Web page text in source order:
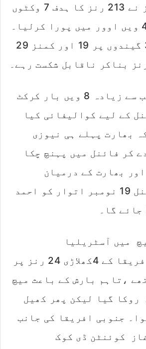
بدولت کینگروز نے 213 رنز کا ہدف 7 وکٹوں
کے نقصان پر 48 ویں اوور میں پورا کرلیا۔
مچل اسٹارک 38 گیندوں پر 19 اور کمنز 29
آسٹریلیا نے سب سے زیادہ 8 ویں بار کرکٹ
کے لیے کوالیفائی کیا
بھارت پہلے ہی نیوزی
کر فائنل میں پہنچ چکا
بھارت کے درمیان
ورلڈکپ کا فائنل 19 نومبر اتوار کو احمد
جائے گا۔
میں آسٹریلیا
کیخلاف جنوبی افریقا کے 4کھلاڑی 24 رنز پر
،تاہم بارش کے باعث میچ
روکا گیا لیکن پھر کھیل
جنوبی افریقا کی جانب
کوئنٹن ڈی کوک